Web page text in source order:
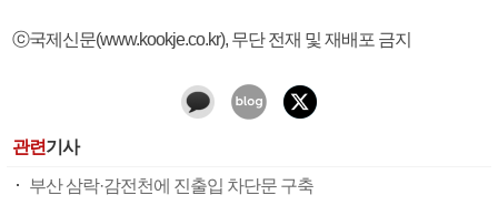
ⓒ국제신문(www.kookje.co.kr), 무단 전재 및 재배포 금지
관련기사
부산 삼락·감전천에 진출입 차단문 구축